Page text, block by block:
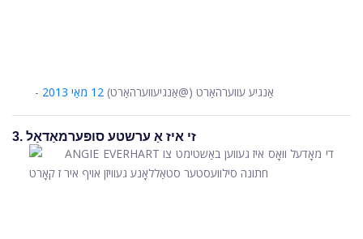
- אַנגיע עווערהאַרט (@אַנגיעווערהאַרט) 12 מאַי 2013
3. זי איז אַ ערשטע סופּערמאַדאַל